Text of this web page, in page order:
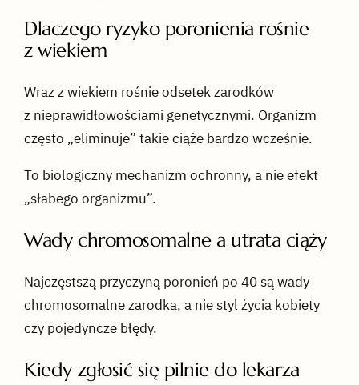
Dlaczego ryzyko poronienia rośnie
z wiekiem
Wraz z wiekiem rośnie odsetek zarodków
z nieprawidłowościami genetycznymi. Organizm
często „eliminuje” takie ciąże bardzo wcześnie.
To biologiczny mechanizm ochronny, a nie efekt
„słabego organizmu”.
Wady chromosomalne a utrata ciąży
Najczęstszą przyczyną poronień po 40 są wady
chromosomalne zarodka, a nie styl życia kobiety
czy pojedyncze błędy.
Kiedy zgłosić się pilnie do lekarza